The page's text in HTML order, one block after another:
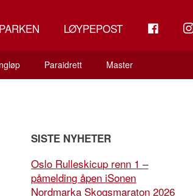
LØYPEPOST
Paraidrett Master
SISTE NYHETER
Oslo Rulleskicup renn 1 –
påmelding åpen iSonen
Nordmarka Skogsmaraton 2026